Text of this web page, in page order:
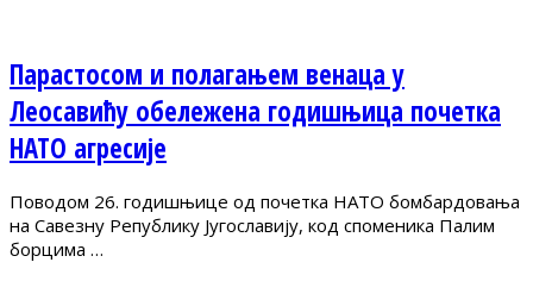
Парастосом и полагањем венаца у
Леосавићу обележена годишњица почетка
НАТО агресије
Поводом 26. годишњице од почетка НАТО бомбардовања
на Савезну Републику Југославију, код споменика Палим
борцима …